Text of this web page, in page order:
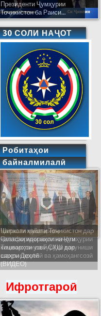
Президенти Ҷумҳурии
Тоҷикистон ба Раиси...
30 СОЛИ НАҶОТ
Робитаҳои
байналмилалӣ
Ҷаласаи муштараки
Платформаи миллии Ҷумҳурии
Тоҷикистон ва Гурӯҳи вокуниши
сареъи арзёбӣ ва ҳамоҳангсозӣ
(ВИДЕО)
Ифротгароӣ